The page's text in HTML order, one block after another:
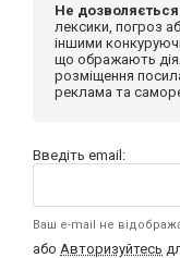
Не
лексики, погроз
іншими
що ображають
розміщення
реклама та
Введіть email:
Ваш e-mail не
або Авторизуйтесь